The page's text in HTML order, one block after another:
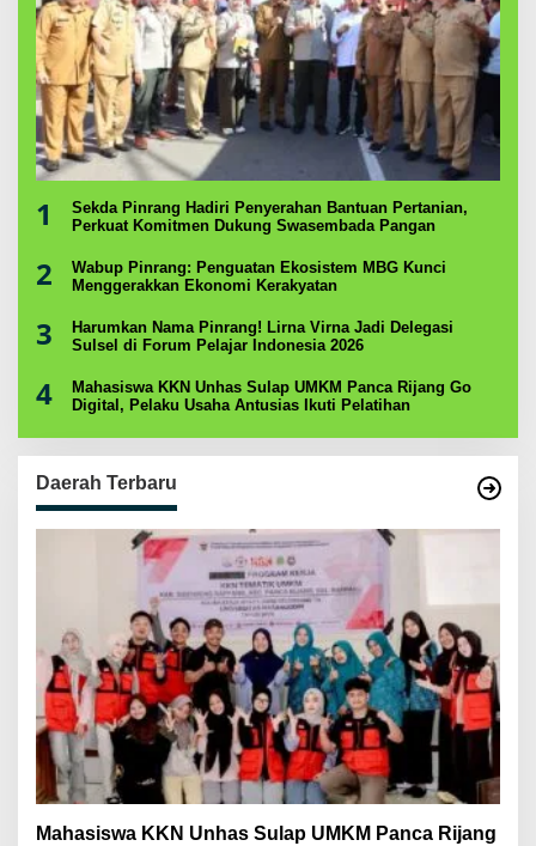
1
Sekda Pinrang Hadiri Penyerahan Bantuan Pertanian,
Perkuat Komitmen Dukung Swasembada Pangan
2
Wabup Pinrang: Penguatan Ekosistem MBG Kunci
Menggerakkan Ekonomi Kerakyatan
3
Harumkan Nama Pinrang! Lirna Virna Jadi Delegasi
Sulsel di Forum Pelajar Indonesia 2026
4
Mahasiswa KKN Unhas Sulap UMKM Panca Rijang Go
Digital, Pelaku Usaha Antusias Ikuti Pelatihan
Daerah Terbaru
Mahasiswa KKN Unhas Sulap UMKM Panca Rijang